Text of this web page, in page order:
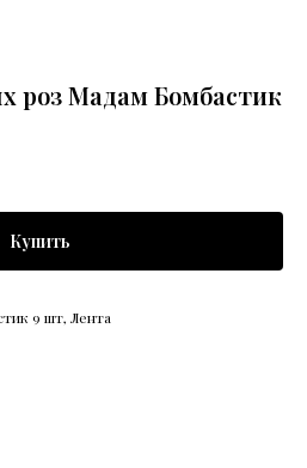
роз Мадам Бомбастик
Купить
9 шт, Лента